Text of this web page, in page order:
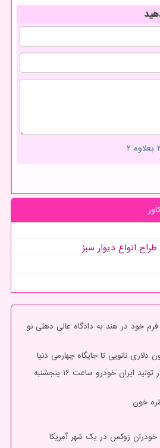
انواع دیوار سبز
خود در هند به دادگاه عالی دهلی نو
ثبت نام در طرح مشارکت در تولید ایران خودرو ساعت ۱۶ پنجشنبه
خون
زوکس در یک شهر آمریکا